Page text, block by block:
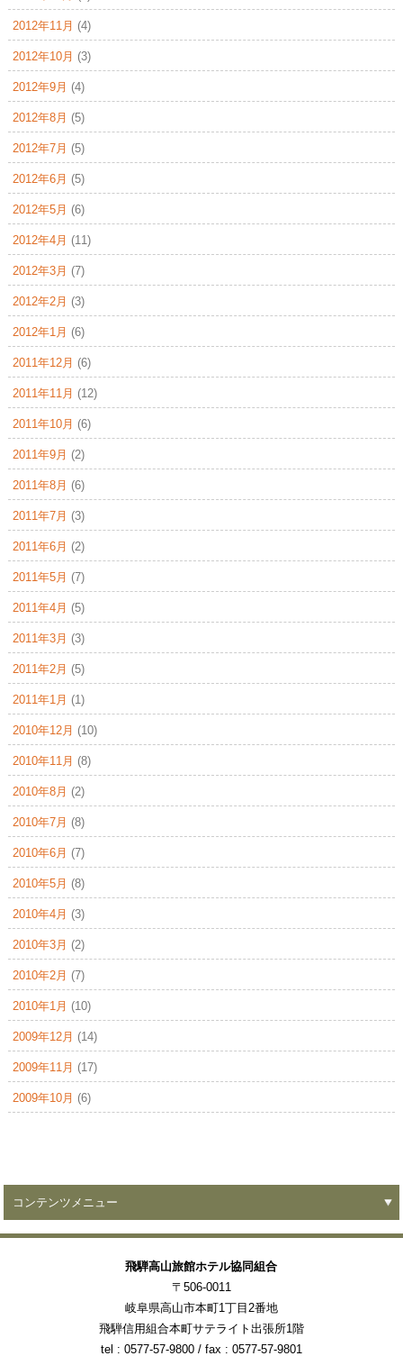
2012年11月 (4)
2012年10月 (3)
2012年9月 (4)
2012年8月 (5)
2012年7月 (5)
2012年6月 (5)
2012年5月 (6)
2012年4月 (11)
2012年3月 (7)
2012年2月 (3)
2012年1月 (6)
2011年12月 (6)
2011年11月 (12)
2011年10月 (6)
2011年9月 (2)
2011年8月 (6)
2011年7月 (3)
2011年6月 (2)
2011年5月 (7)
2011年4月 (5)
2011年3月 (3)
2011年2月 (5)
2011年1月 (1)
2010年12月 (10)
2010年11月 (8)
2010年8月 (2)
2010年7月 (8)
2010年6月 (7)
2010年5月 (8)
2010年4月 (3)
2010年3月 (2)
2010年2月 (7)
2010年1月 (10)
2009年12月 (14)
2009年11月 (17)
2009年10月 (6)
コンテンツメニュー
飛騨高山旅館ホテル協同組合
〒506-0011
岐阜県高山市本町1丁目2番地
飛騨信用組合本町サテライト出張所1階
tel : 0577-57-9800/ fax : 0577-57-9801